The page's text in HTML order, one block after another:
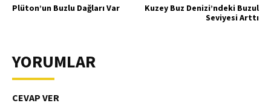
Plüton’un Buzlu Dağları Var
Kuzey Buz Denizi’ndeki Buzul
Seviyesi Arttı
YORUMLAR
CEVAP VER